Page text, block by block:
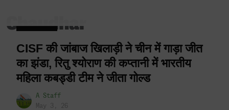
Chaudhar
CISF की जांबाज खिलाड़ी ने चीन में गाड़ा जीत
का झंडा, रितु श्योराण की कप्तानी में भारतीय
महिला कबड्डी टीम ने जीता गोल्ड
A Staff
May 3, 26